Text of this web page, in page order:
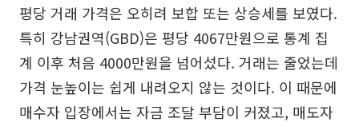
평당 거래 가격은 오히려 보합 또는 상승세를 보였다.
특히 강남권역(GBD)은 평당 4067만원으로 통계 집
계 이후 처음 4000만원을 넘어섰다. 거래는 줄었는데
가격 눈높이는 쉽게 내려오지 않는 것이다. 이 때문에
매수자 입장에서는 자금 조달 부담이 커졌고, 매도자